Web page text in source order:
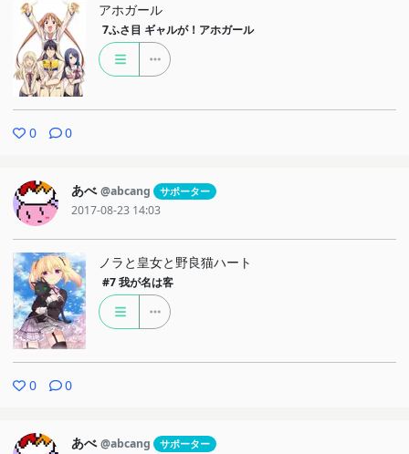
アホガール
7ふさ目 ギャルが！アホガール
0 0
あべ @abcang サポーター
2017-08-23 14:03
ノラと皇女と野良猫ハート
#7 我が名は客
0 0
あべ @abcang サポーター